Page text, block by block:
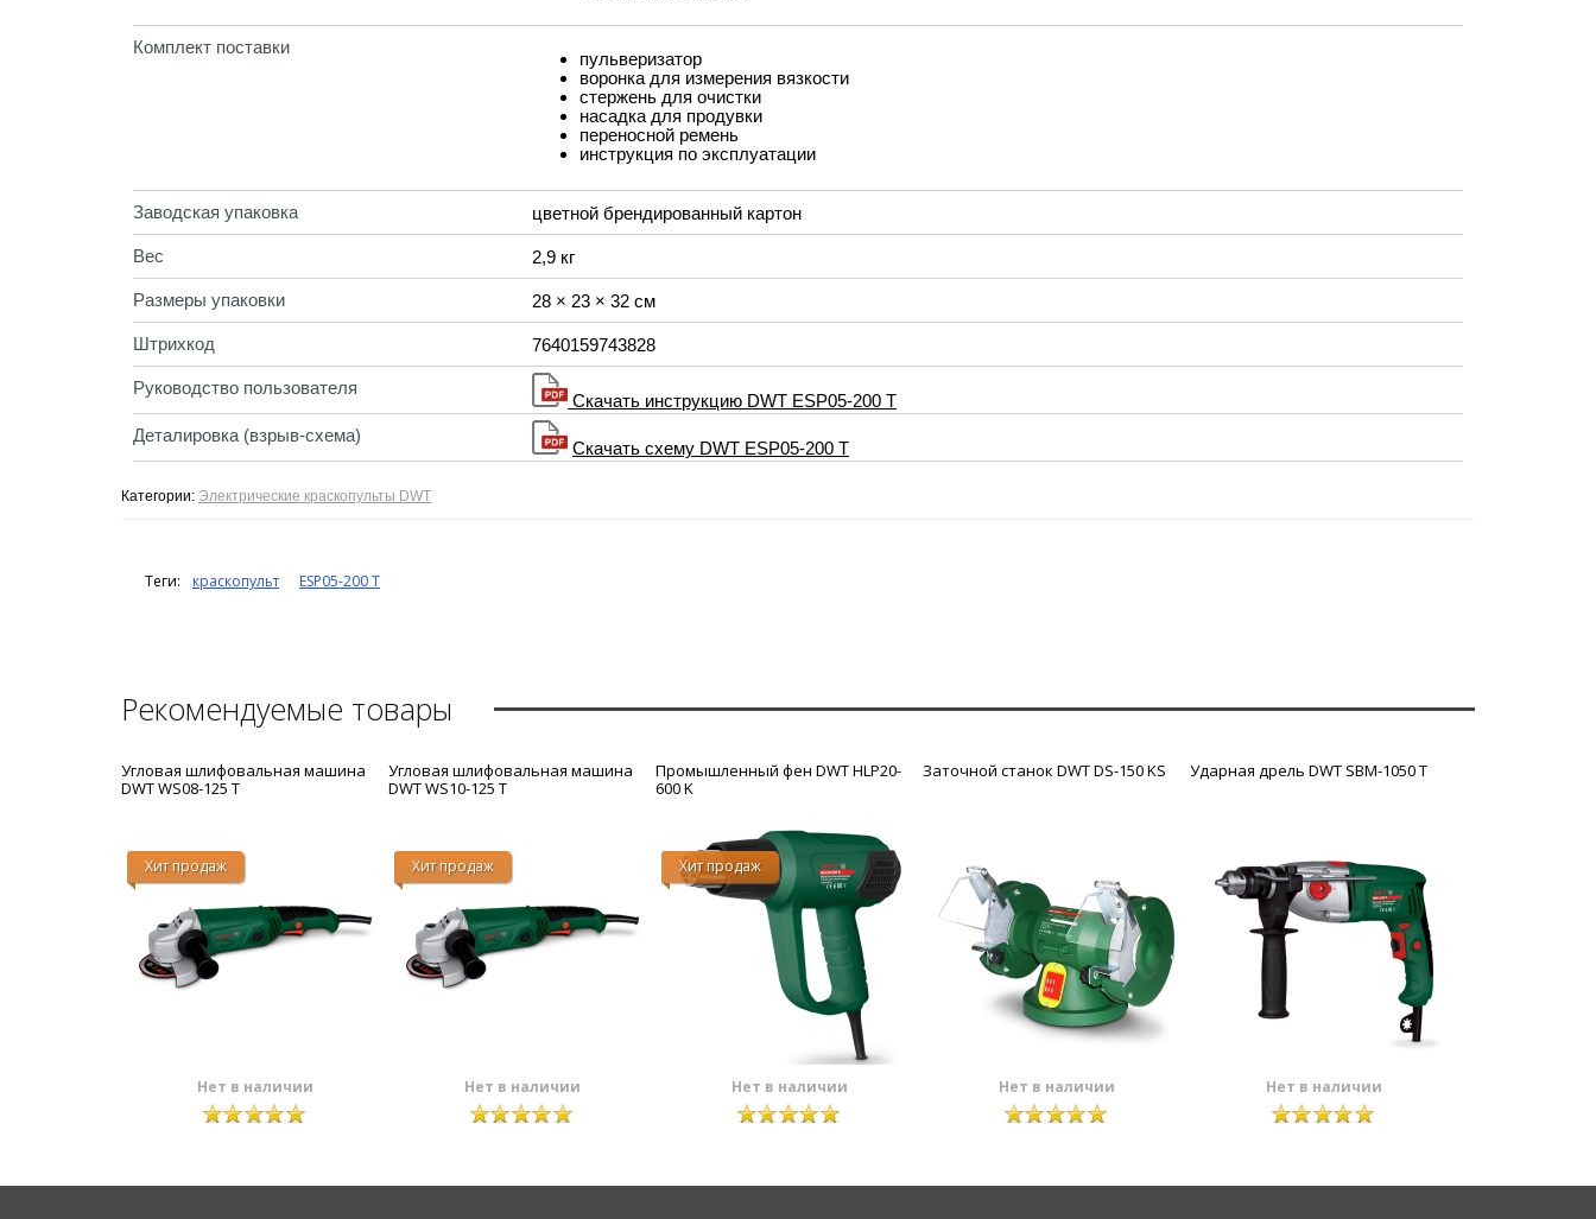
Комплект поставки
пульверизатор
воронка для измерения вязкости
стержень для очистки
насадка для продувки
переносной ремень
инструкция по эксплуатации
Заводская упаковка цветной брендированный картон
Вес 2,9 кг
Размеры упаковки 28 × 23 × 32 см
Штрихкод 7640159743828
Руководство пользователя
Скачать инструкцию DWT ESP05-200 T
Деталировка (взрыв-схема)
Скачать схему DWT ESP05-200 T
Категории: Электрические краскопульты DWT
Теги: краскопульт ESP05-200 T
Рекомендуемые товары
Угловая шлифовальная машина
DWT WS08-125 T
Хит продаж
Нет в наличии
Угловая шлифовальная машина
DWT WS10-125 T
Хит продаж
Нет в наличии
Промышленный фен DWT HLP20-
600 K
Хит продаж
Нет в наличии
Заточной станок DWT DS-150 KS
Нет в наличии
Ударная дрель DWT SBM-1050 T
Нет в наличии